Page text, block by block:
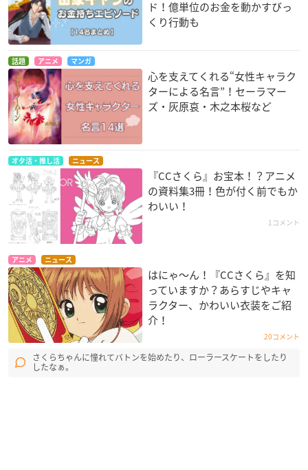
ド！億単位のお金を動かすびっ
くり行動も
話題 アニメ マンガ
心を支えてくれる“女性キャラク
ターによる名言”！セーラマー
ズ・灰原哀・木之本桜など
オタ活・推し活 ニュース
『CCさくら』お宝本！？アニメ
の資料集3冊！色が付く前でもか
わいい！
1コメント
アニメ ニュース
はにゃ〜ん！『CCさくら』を知
っていますか？あらすじやキャ
ラクター、かわいい衣装をご紹
介！
20コメント
さくらちゃんに憧れてバトンを始めたり、ローラースケートをしたり
したなぁ。